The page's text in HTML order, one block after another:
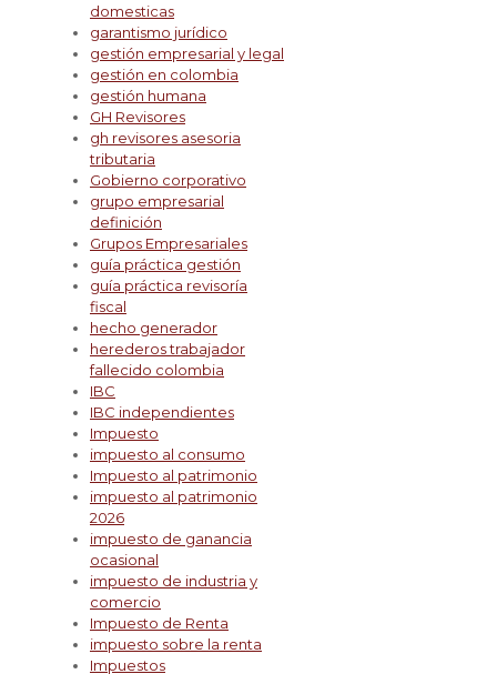
domesticas
garantismo jurídico
gestión empresarial y legal
gestión en colombia
gestión humana
GH Revisores
gh revisores asesoria
tributaria
Gobierno corporativo
grupo empresarial
definición
Grupos Empresariales
guía práctica gestión
guía práctica revisoría
fiscal
hecho generador
herederos trabajador
fallecido colombia
IBC
IBC independientes
Impuesto
impuesto al consumo
Impuesto al patrimonio
impuesto al patrimonio
2026
impuesto de ganancia
ocasional
impuesto de industria y
comercio
Impuesto de Renta
impuesto sobre la renta
Impuestos